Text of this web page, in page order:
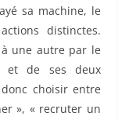
sa machine, le
distinctes.
une autre par le
et de ses deux
choisir entre
», « recruter un